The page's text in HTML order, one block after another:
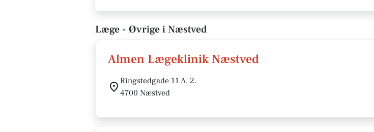
Læge - Øvrige i Næstved
Almen Lægeklinik Næstved
Ringstedgade 11 A, 2.
4700 Næstved